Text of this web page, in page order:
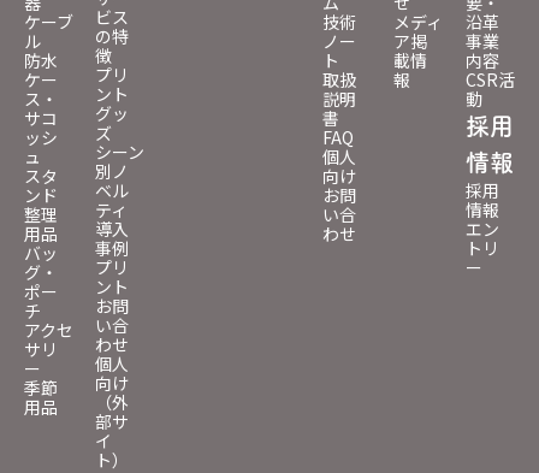
ケーブ
ル
防水
ケー
ス・
サコ
ッシ
ュ
スタ
ンド
整理
用品
バッ
グ・
ポー
チ
アクセ
サリ
ー
季節
用品
ビス
の特
徴
プリ
ント
グッ
ズ
シーン
別ノ
ベル
ティ
導入
事例
プリ
ント
お問
い合
わせ
個人
向け
（外
部サ
イ
ト）
技術
ノー
ト
取扱
説明
書
FAQ
個人
向け
お問
い合
わせ
メディ
ア掲
載情
報
沿革
事業
内容
CSR活
動
採用
情報
採用
情報
エン
トリ
ー